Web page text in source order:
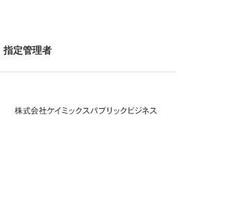
指定管理者